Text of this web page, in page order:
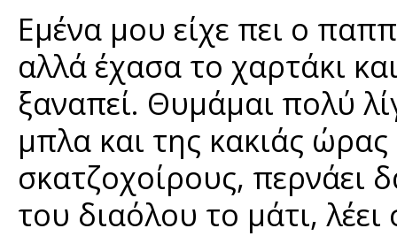
Εμένα μου είχε πει ο
αλλά έχασα το χαρτάκι
ξαναπεί. Θυμάμαι πολύ
μπλα και της κακιάς
σκατζοχοίρους, περνάει
του διαόλου το μάτι, λέει